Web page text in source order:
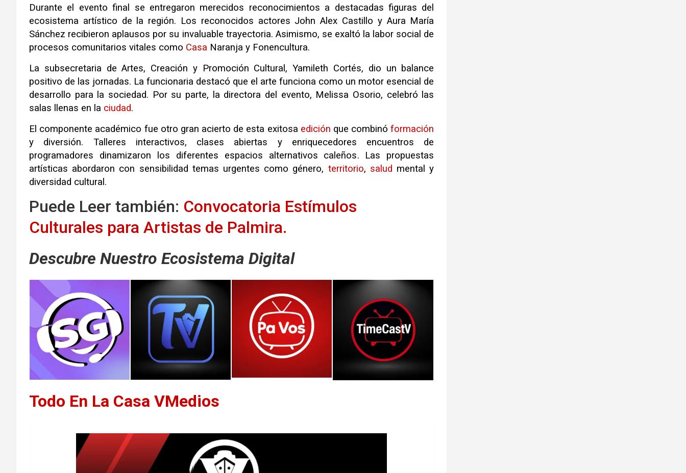
Durante el evento final se entregaron merecidos reconocimientos a destacadas figuras del
ecosistema artístico de la región. Los reconocidos actores John Alex Castillo y Aura María
Sánchez recibieron aplausos por su invaluable trayectoria. Asimismo, se exaltó la labor social de
procesos comunitarios vitales como Casa Naranja y Fonencultura.
La subsecretaria de Artes, Creación y Promoción Cultural, Yamileth Cortés, dio un balance
positivo de las jornadas. La funcionaria destacó que el arte funciona como un motor esencial de
desarrollo para la sociedad. Por su parte, la directora del evento, Melissa Osorio, celebró las
salas llenas en la ciudad.
El componente académico fue otro gran acierto de esta exitosa edición que combinóformación
y diversión. Talleres interactivos, clases abiertas y enriquecedores encuentros de
programadores dinamizaron los diferentes espacios alternativos caleños. Las propuestas
artísticas abordaron con sensibilidad temas urgentes como género, territorio, salud mental y
diversidad cultural .
Puede Leer también: Convocatoria Estímulos
Culturales para Artistas de Palmira.
Descubre Nuestro Ecosistema Digital
Todo En La Casa VMedios